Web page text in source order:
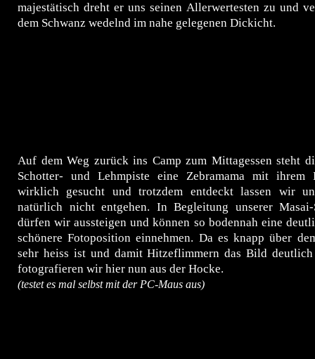
majestätisch dreht er uns seinen Allerwertesten zu und
dem Schwanz wedelnd im nahe gelegenen Dickicht.
Auf dem Weg zurück ins Camp zum Mittagessen steht
Schotter- und Lehmpiste eine Zebramama mit ihrem
wirklich gesucht und trotzdem entdeckt lassen wir
natürlich nicht entgehen. In Begleitung unserer
dürfen wir aussteigen und können so bodennah eine
schönere Fotoposition einnehmen. Da es knapp über
sehr heiss ist und damit Hitzeflimmern das Bild
fotografieren wir hier nun aus der Hocke.
(testet es mal selbst mit der PC-Maus aus)